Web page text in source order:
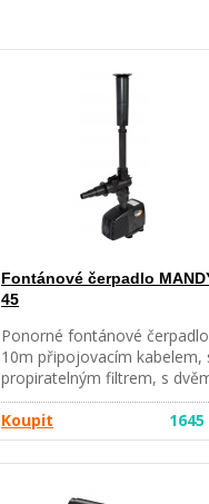
Fontánové čerpadlo
45
Ponorné fontánové
10m připojovacím kabelem,
propiratelným filtrem, s
tryskami a ventilem pro
regulaci průtoku pro
kaskádu nebo potůček.
Čerpadlo vhodné pro stavbu
Koupit 1645